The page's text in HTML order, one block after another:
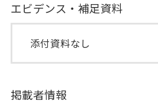
エビデンス・補足資料
添付資料なし
掲載者情報